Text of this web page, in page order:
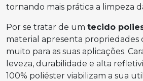
tornando mais prática a limpeza
Por se tratar de um tecido
material apresenta
muito para as suas aplicações.
leveza, durabilidade e alta
100% poliéster viabilizam a sua